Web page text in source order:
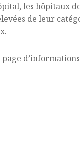
les hôpitaux
de leur